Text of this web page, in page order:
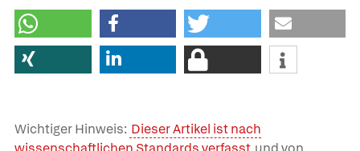
Wichtiger Hinweis: Dieser Artikel ist nach